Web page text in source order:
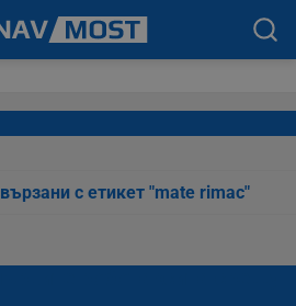
с етикет "mate rimac"